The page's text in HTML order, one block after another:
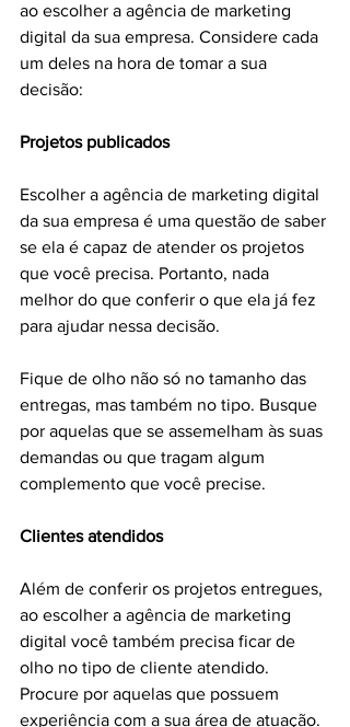
ao escolher a agência de marketing
digital da sua empresa. Considere cada
um deles na hora de tomar a sua
decisão:
Projetos publicados
Escolher a agência de marketing digital
da sua empresa é uma questão de saber
se ela é capaz de atender os projetos
que você precisa. Portanto, nada
melhor do que conferir o que ela já fez
para ajudar nessa decisão.
Fique de olho não só no tamanho das
entregas, mas também no tipo. Busque
por aquelas que se assemelham às suas
demandas ou que tragam algum
complemento que você precise.
Clientes atendidos
Além de conferir os projetos entregues,
ao escolher a agência de marketing
digital você também precisa ficar de
olho no tipo de cliente atendido.
Procure por aquelas que possuem
experiência com a sua área de atuação.